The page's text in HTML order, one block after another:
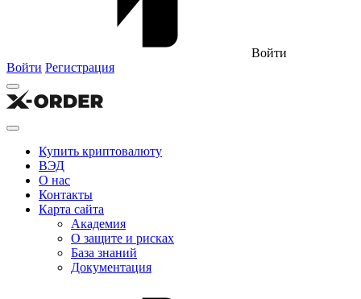
Войти
Войти Регистрация
Купить криптовалюту
ВЭД
О нас
Контакты
Карта сайта
Академия
О защите и рисках
База знаний
Документация